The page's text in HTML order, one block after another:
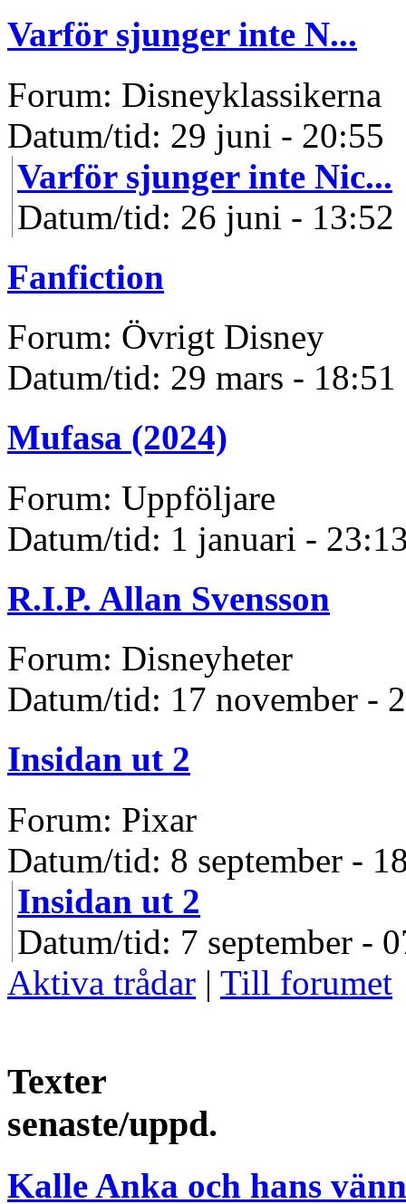
Varför sjunger inte N...
Forum: Disneyklassikerna
Datum/tid: 29 juni - 20:55
Varför sjunger inte Nic...
Datum/tid: 26 juni - 13:52
Fanfiction
Forum: Övrigt Disney
Datum/tid: 29 mars - 18:51
Mufasa (2024)
Forum: Uppföljare
Datum/tid: 1 januari -
R.I.P. Allan Svensson
Forum: Disneyheter
Datum/tid: 17 november -
Insidan ut 2
Forum: Pixar
Datum/tid: 8 september -
Insidan ut 2
Datum/tid: 7 september -
Aktiva trådar | Till forumet
Texter
senaste/uppd.
Kalle Anka och hans